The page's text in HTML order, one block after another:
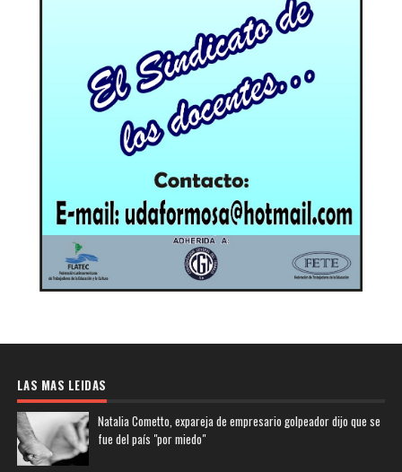
LAS MAS LEIDAS
Natalia Cometto, expareja de empresario golpeador dijo que se
fue del país "por miedo"